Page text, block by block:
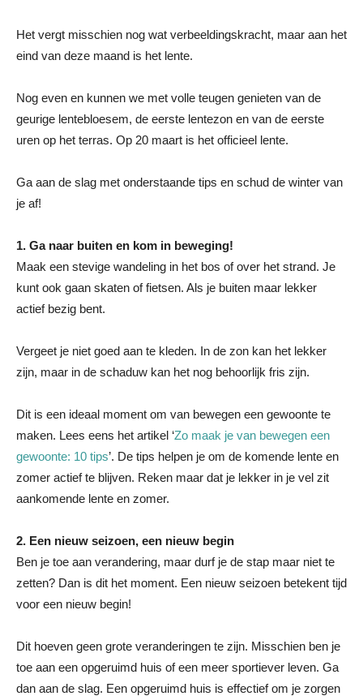
Het vergt misschien nog wat verbeeldingskracht, maar aan het
eind van deze maand is het lente.
Nog even en kunnen we met volle teugen genieten van de
geurige lentebloesem, de eerste lentezon en van de eerste
uren op het terras. Op 20 maart is het officieel lente.
Ga aan de slag met onderstaande tips en schud de winter van
je af!
1. Ga naar buiten en kom in beweging!
Maak een stevige wandeling in het bos of over het strand. Je
kunt ook gaan skaten of fietsen. Als je buiten maar lekker
actief bezig bent.
Vergeet je niet goed aan te kleden. In de zon kan het lekker
zijn, maar in de schaduw kan het nog behoorlijk fris zijn.
Dit is een ideaal moment om van bewegen een gewoonte te
maken. Lees eens het artikel ‘Zo maak je van bewegen een
gewoonte: 10 tips’. De tips helpen je om de komende lente en
zomer actief te blijven. Reken maar dat je lekker in je vel zit
aankomende lente en zomer.
2. Een nieuw seizoen, een nieuw begin
Ben je toe aan verandering, maar durf je de stap maar niet te
zetten? Dan is dit het moment. Een nieuw seizoen betekent tijd
voor een nieuw begin!
Dit hoeven geen grote veranderingen te zijn. Misschien ben je
toe aan een opgeruimd huis of een meer sportiever leven. Ga
dan aan de slag. Een opgeruimd huis is effectief om je zorgen